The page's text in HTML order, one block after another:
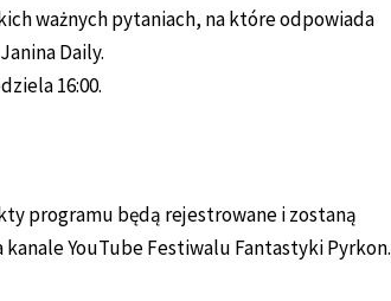
ważnych pytaniach, na które odpowiada
Daily.
16:00.
programu będą rejestrowane i zostaną
YouTube Festiwalu Fantastyki Pyrkon.